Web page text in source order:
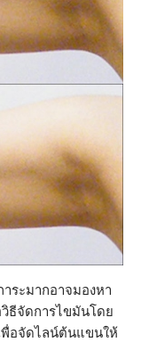
ระมากอาจมองหา
ธีจัดการไขมันโดย
พื่อจัดไลน์ต้นแขนให้